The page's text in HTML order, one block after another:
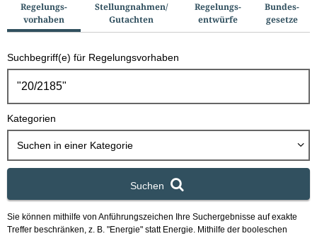
u
c
h
o
Regelungs­
vorhaben
Stellungnahmen/​
Gutachten
Regelungs­
entwürfe
Bundes­
gesetze
Suchbegriff(e) für Regelungsvorhaben
Kategorien
Suchen in einer Kategorie
Suchen
Sie können mithilfe von Anführungszeichen Ihre Suchergebnisse auf exakte
Treffer beschränken, z. B. "Energie" statt Energie. Mithilfe der booleschen